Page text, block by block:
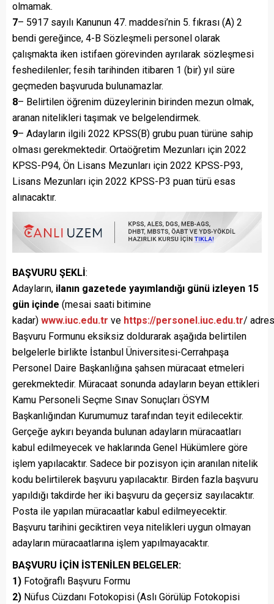
olmamak.
7– 5917 sayılı Kanunun 47. maddesi’nin 5. fıkrası (A) 2
bendi gereğince, 4-B Sözleşmeli personel olarak
çalışmakta iken istifaen görevinden ayrılarak sözleşmesi
feshedilenler; fesih tarihinden itibaren 1 (bir) yıl süre
geçmeden başvuruda bulunamazlar.
8– Belirtilen öğrenim düzeylerinin birinden mezun olmak,
aranan nitelikleri taşımak ve belgelendirmek.
9– Adayların ilgili 2022 KPSS(B) grubu puan türüne sahip
olması gerekmektedir. Ortaöğretim Mezunları için 2022
KPSS-P94, Ön Lisans Mezunları için 2022 KPSS-P93,
Lisans Mezunları için 2022 KPSS-P3 puan türü esas
alınacaktır.
BAŞVURU ŞEKLİ:
Adayların, ilanın gazetede yayımlandığı günü izleyen 15
gün içinde (mesai saati bitimine
kadar) www.iuc.edu.tr ve https://personel.iuc.edu.tr/
Başvuru Formunu eksiksiz doldurarak aşağıda belirtilen
belgelerle birlikte İstanbul Üniversitesi-Cerrahpaşa
Personel Daire Başkanlığına şahsen müracaat etmeleri
gerekmektedir. Müracaat sonunda adayların beyan ettikleri
Kamu Personeli Seçme Sınav Sonuçları ÖSYM
Başkanlığından Kurumumuz tarafından teyit edilecektir.
Gerçeğe aykırı beyanda bulunan adayların müracaatları
kabul edilmeyecek ve haklarında Genel Hükümlere göre
işlem yapılacaktır. Sadece bir pozisyon için aranılan nitelik
kodu belirtilerek başvuru yapılacaktır. Birden fazla başvuru
yapıldığı takdirde her iki başvuru da geçersiz sayılacaktır.
Posta ile yapılan müracaatlar kabul edilmeyecektir.
Başvuru tarihini geciktiren veya nitelikleri uygun olmayan
adayların müracaatlarına işlem yapılmayacaktır.
BAŞVURU İÇİN İSTENİLEN BELGELER:
1) Fotoğraflı Başvuru Formu
2) Nüfus Cüzdanı Fotokopisi (Aslı Görülüp Fotokopisi